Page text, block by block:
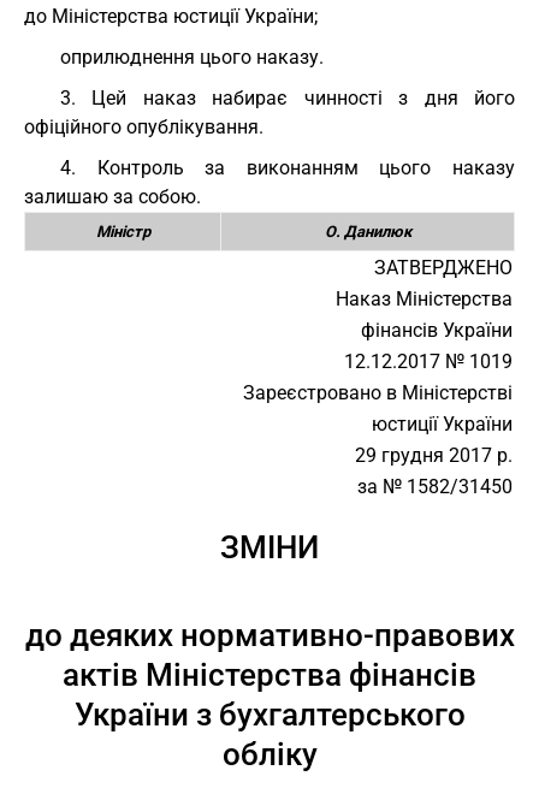
до Міністерства юстиції України;
оприлюднення цього наказу.
3. Цей наказ набирає чинності з дня його
офіційного опублікування.
4. Контроль за виконанням цього наказу
залишаю за собою.
Міністр О. Данилюк
ЗАТВЕРДЖЕНО
Наказ Міністерства
фінансів України
12.12.2017 № 1019
Зареєстровано в Міністерстві
юстиції України
29 грудня 2017 р.
за № 1582/31450
ЗМІНИ
до деяких нормативно-правових
актів Міністерства фінансів
України з бухгалтерського
обліку